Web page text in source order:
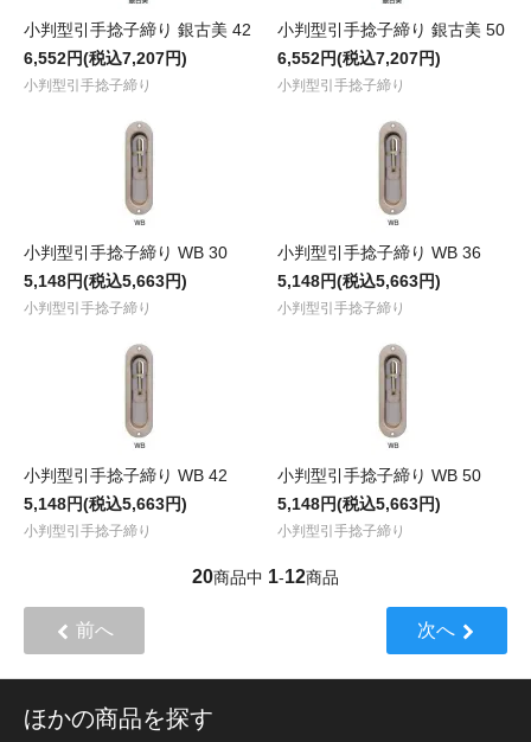
小判型引手捻子締り 銀古美 42
6,552円(税込7,207円)
小判型引手捻子締り
小判型引手捻子締り 銀古美 50
6,552円(税込7,207円)
小判型引手捻子締り
小判型引手捻子締り WB 30
5,148円(税込5,663円)
小判型引手捻子締り
小判型引手捻子締り WB 36
5,148円(税込5,663円)
小判型引手捻子締り
小判型引手捻子締り WB 42
5,148円(税込5,663円)
小判型引手捻子締り
小判型引手捻子締り WB 50
5,148円(税込5,663円)
小判型引手捻子締り
20商品中 1-12商品
前へ 次へ
ほかの商品を探す